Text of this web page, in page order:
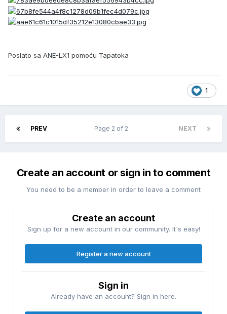
Poslato sa ANE-LX1 pomoću Tapatoka
1
PREV NEXT
Page 2 of 2
Create an account or sign in to comment
You need to be a member in order to leave a comment
Create an account
Sign up for a new account in our community. It's easy!
Register a new account
Sign in
Already have an account? Sign in here.